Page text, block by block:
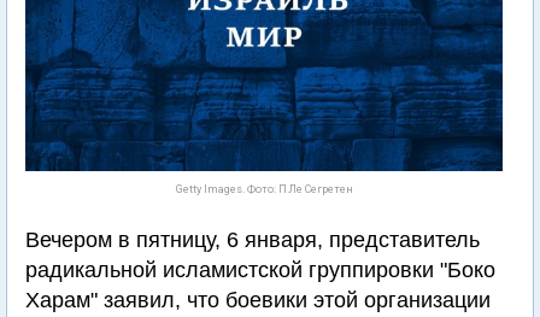
Getty Images. Фото: П.Ле Сегретен
Вечером в пятницу, 6 января, представитель
радикальной исламистской группировки "Боко
Харам" заявил, что боевики этой организации